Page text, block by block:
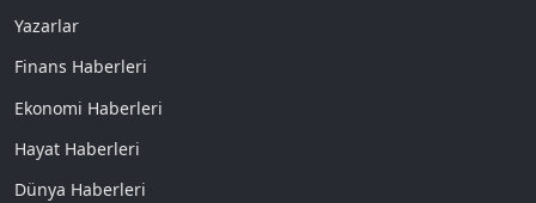
Yazarlar
Finans Haberleri
Ekonomi Haberleri
Hayat Haberleri
Dünya Haberleri